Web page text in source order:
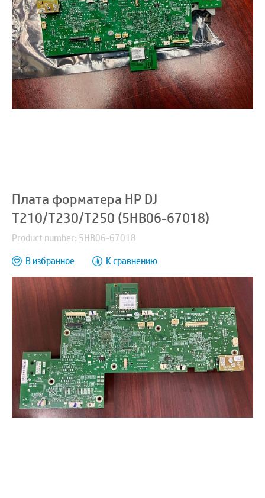
Плата форматера HP DJ
T210/T230/T250 (5HB06-67018)
Product number: 5HB06-67018
В избранное
К сравнению